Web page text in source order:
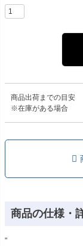
商品出荷までの目安
※在庫がある場合
商品の仕様・
"